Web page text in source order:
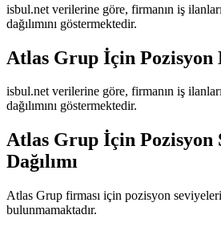
isbul.net verilerine göre, firmanın iş
dağılımını göstermektedir.
Atlas Grup İçin Pozisyon
isbul.net verilerine göre, firmanın iş
dağılımını göstermektedir.
Atlas Grup İçin Pozisyon
Dağılımı
Atlas Grup firması için pozisyon seviyeleri
bulunmamaktadır.